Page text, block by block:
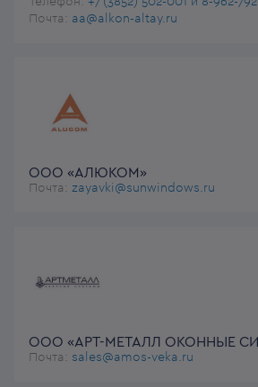
Телефон: +7 (3852) 502-001 и 8-962-
Почта: aa@alkon-altay.ru
ООО «АЛЮКОМ»
Почта: zayavki@sunwindows.ru
ООО «АРТ-МЕТАЛЛ ОКОННЫЕ
Почта: sales@amos-veka.ru